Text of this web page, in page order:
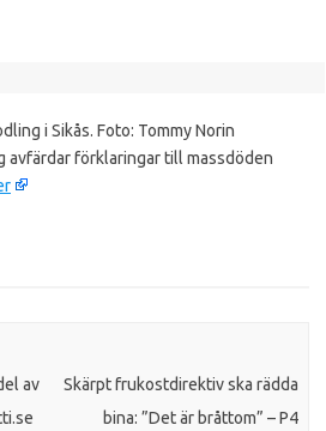
i Sikås. Foto: Tommy Norin
avfärdar förklaringar till massdöden
av
Skärpt frukostdirektiv ska rädda
bina: ”Det är bråttom” – P4